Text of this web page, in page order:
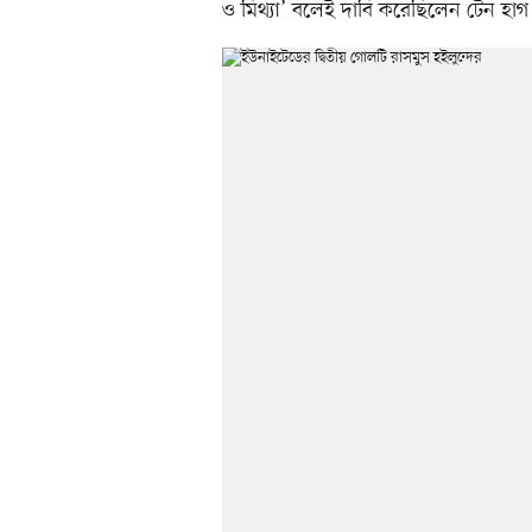
ও মিথ্যা’ বলেই দাবি করেছিলেন টেন